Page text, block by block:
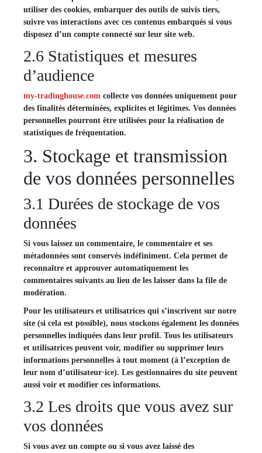
utiliser des cookies, embarquer des outils de suivis tiers,
suivre vos interactions avec ces contenus embarqués si vous
disposez d’un compte connecté sur leur site web.
2.6 Statistiques et mesures
d’audience
my-tradinghouse.com collecte vos données uniquement pour
des finalités déterminées, explicites et légitimes. Vos données
personnelles pourront être utilisées pour la réalisation de
statistiques de fréquentation.
3. Stockage et transmission
de vos données personnelles
3.1 Durées de stockage de vos
données
Si vous laissez un commentaire, le commentaire et ses
métadonnées sont conservés indéfiniment. Cela permet de
reconnaître et approuver automatiquement les
commentaires suivants au lieu de les laisser dans la file de
modération.
Pour les utilisateurs et utilisatrices qui s’inscrivent sur notre
site (si cela est possible), nous stockons également les données
personnelles indiquées dans leur profil. Tous les utilisateurs
et utilisatrices peuvent voir, modifier ou supprimer leurs
informations personnelles à tout moment (à l’exception de
leur nom d’utilisateur·ice). Les gestionnaires du site peuvent
aussi voir et modifier ces informations.
3.2 Les droits que vous avez sur
vos données
Si vous avez un compte ou si vous avez laissé des